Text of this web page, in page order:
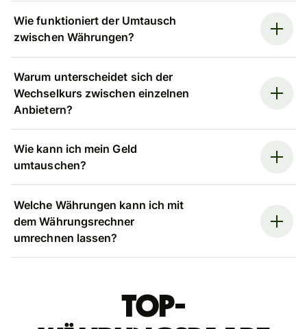
Wie funktioniert der Umtausch
zwischen Währungen?
Warum unterscheidet sich der
Wechselkurs zwischen einzelnen
Anbietern?
Wie kann ich mein Geld
umtauschen?
Welche Währungen kann ich mit
dem Währungsrechner
umrechnen lassen?
Top-